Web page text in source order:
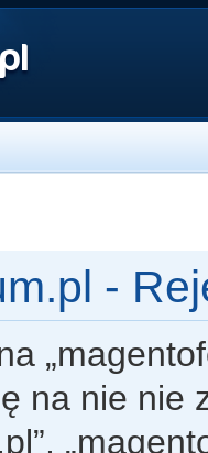
-
na nie nie